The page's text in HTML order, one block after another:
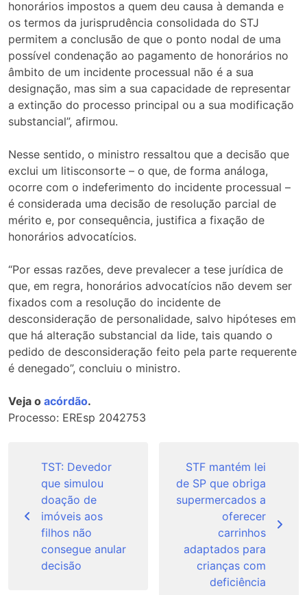
honorários impostos a quem deu causa à demanda e
os termos da jurisprudência consolidada do STJ
permitem a conclusão de que o ponto nodal de uma
possível condenação ao pagamento de honorários no
âmbito de um incidente processual não é a sua
designação, mas sim a sua capacidade de representar
a extinção do processo principal ou a sua modificação
substancial”, afirmou.
Nesse sentido, o ministro ressaltou que a decisão que
exclui um litisconsorte – o que, de forma análoga,
ocorre com o indeferimento do incidente processual –
é considerada uma decisão de resolução parcial de
mérito e, por consequência, justifica a fixação de
honorários advocatícios.
“Por essas razões, deve prevalecer a tese jurídica de
que, em regra, honorários advocatícios não devem ser
fixados com a resolução do incidente de
desconsideração de personalidade, salvo hipóteses em
que há alteração substancial da lide, tais quando o
pedido de desconsideração feito pela parte requerente
é denegado”, concluiu o ministro.
Veja o acórdão.
Processo: EREsp 2042753
Post
TST: Devedor
que simulou
doação de
imóveis aos
filhos não
consegue anular
decisão
STF mantém lei
de SP que obriga
supermercados a
oferecer
carrinhos
adaptados para
crianças com
deficiência